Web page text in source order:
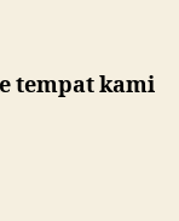
tempat kami